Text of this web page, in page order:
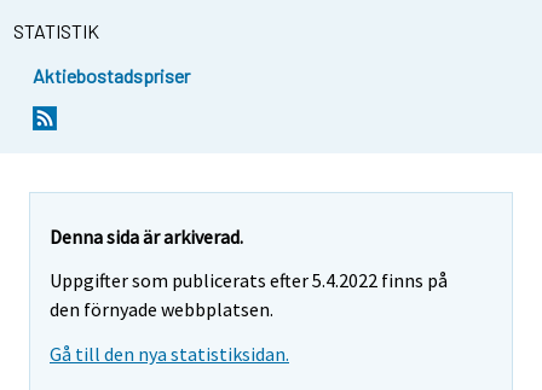
STATISTIK
Aktiebostadspriser
Denna sida är arkiverad.
Uppgifter som publicerats efter 5.4.2022 finns på
den förnyade webbplatsen.
Gå till den nya statistiksidan.